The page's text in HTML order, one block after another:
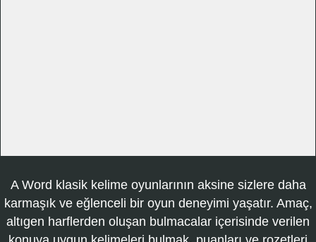
A Word klasik kelime oyunlarının aksine sizlere daha
karmaşık ve eğlenceli bir oyun deneyimi yaşatır. Amaç,
altıgen harflerden oluşan bulmacalar içerisinde verilen